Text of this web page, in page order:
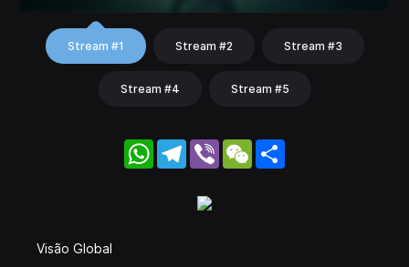
Stream #1 Stream #2 Stream #3
Stream #4 Stream #5
WhatsApp
Telegram
Viber WeChat
Visão Global